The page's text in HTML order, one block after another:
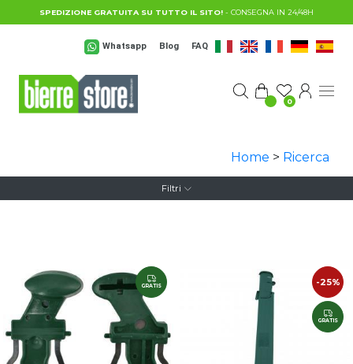
Salta al contenuto principale
SPEDIZIONE GRATUITA SU TUTTO IL SITO! - CONSEGNA IN 24/48H
Whatsapp Blog FAQ
0
Home > Ricerca
Filtri
GRATIS -25%
GRATIS